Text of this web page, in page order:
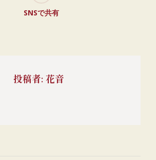
SNSで共有
投稿者:花音